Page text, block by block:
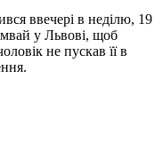
ввечері в неділю, 19
у Львові, щоб
не пускав її в